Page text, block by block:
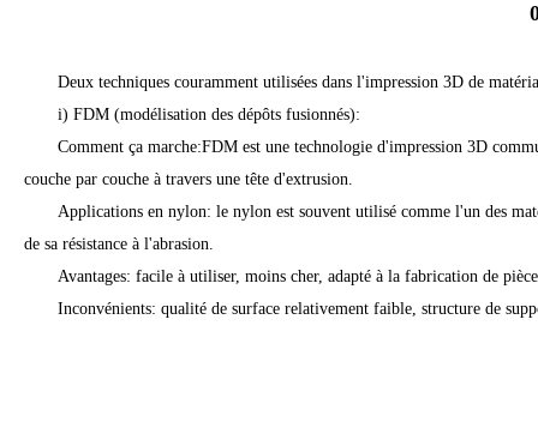
Deux techniques couramment utilisées dans l'impression 3D de
i) FDM (modélisation des dépôts fusionnés):
Comment ça marche:FDM est une technologie d'impression 3D
couche par couche à travers une tête d'extrusion.
Applications en nylon: le nylon est souvent utilisé comme l'un des
de sa résistance à l'abrasion.
Avantages: facile à utiliser, moins cher, adapté à la fabrication de
Inconvénients: qualité de surface relativement faible, structure de